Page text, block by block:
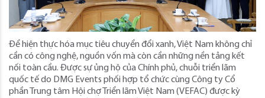
Để hiện thực hóa mục tiêu chuyển đổi xanh, Việt Nam không chỉ
cần có công nghệ, nguồn vốn mà còn cần những nền tảng kết
nối toàn cầu. Được sự ủng hộ của Chính phủ, chuỗi triển lãm
quốc tế do DMG Events phối hợp tổ chức cùng Công ty Cổ
phần Trung tâm Hội chợ Triển lãm Việt Nam (VEFAC) được kỳ